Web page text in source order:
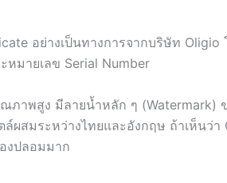
อย่างเป็นทางการจากบริษัท Oligio
หมายเลข Serial Number
าพสูง มีลายน้ำหลัก ๆ (Watermark)
ผสมระหว่างไทยและอังกฤษ ถ้าเห็นว่า
งปลอมมาก